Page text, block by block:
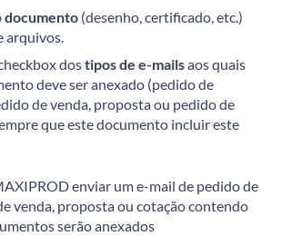
documento (desenho, certificado, etc.)
arquivos.
dostipos de e-mailsaos quais
deve ser anexado (pedido de
de venda, proposta ou pedido de
que este documento incluir este
enviar um e-mail de pedido de
venda, proposta ou cotação contendo
serão anexados